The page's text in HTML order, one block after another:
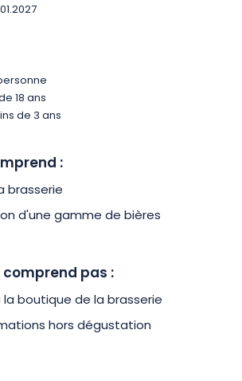
Vous aurez le choix entre une sélection
!
18 ans
de 3 ans
:
brasserie
d'une gamme de bières
pas :
boutique de la brasserie
hors dégustation